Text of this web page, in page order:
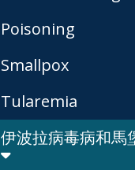
Poisoning
Smallpox
Tularemia
伊波拉病毒病和馬